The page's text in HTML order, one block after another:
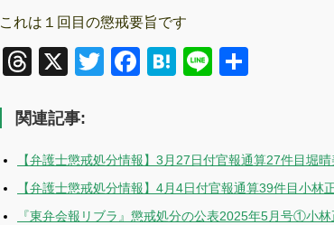
これは１回目の懲戒要旨です
Threads
X TwitterFacebook
Hatena
Line
関連記事:
【弁護士懲戒処分情報】3月27日付官報通算27件目堀
【弁護士懲戒処分情報】4月4日付官報通算39件目小
『東弁会報リブラ』懲戒処分の公表2025年5月号①小林